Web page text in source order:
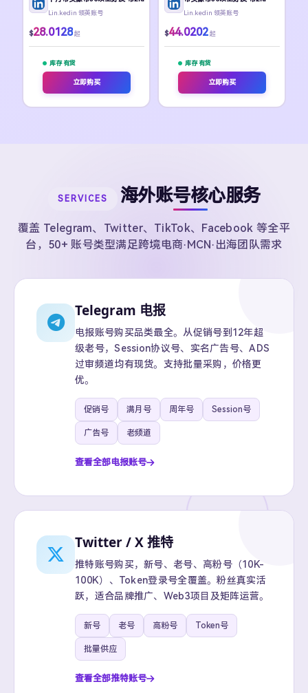
Lin.kedin 领英账号
$28.0128 起
库存 有货
立即购买
Lin.kedin 领英账号
$44.0202 起
库存 有货
立即购买
SERVICES 海外账号核心服务
覆盖 Telegram、Twitter、TikTok、Facebook 等全平
台，50+ 账号类型满足跨境电商·MCN·出海团队需求
Telegram 电报
电报账号购买品类最全。从促销号到12年超
级老号，Session协议号、实名广告号、ADS
过审频道均有现货。支持批量采购，价格更
优。
促销号 满月号 周年号 Session号
广告号 老频道
查看全部电报账号
Twitter / X 推特
推特账号购买，新号、老号、高粉号（10K-
100K）、Token登录号全覆盖。粉丝真实活
跃，适合品牌推广、Web3项目及矩阵运营。
新号 老号 高粉号 Token号
批量供应
查看全部推特账号